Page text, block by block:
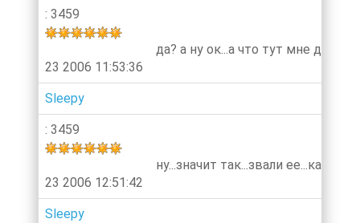
: 3459
23 2006 11:53:36
да? а ну ок...а что тут мне
Sleepy
: 3459
23 2006 12:51:42
ну...значит так...звали ее...как
Sleepy